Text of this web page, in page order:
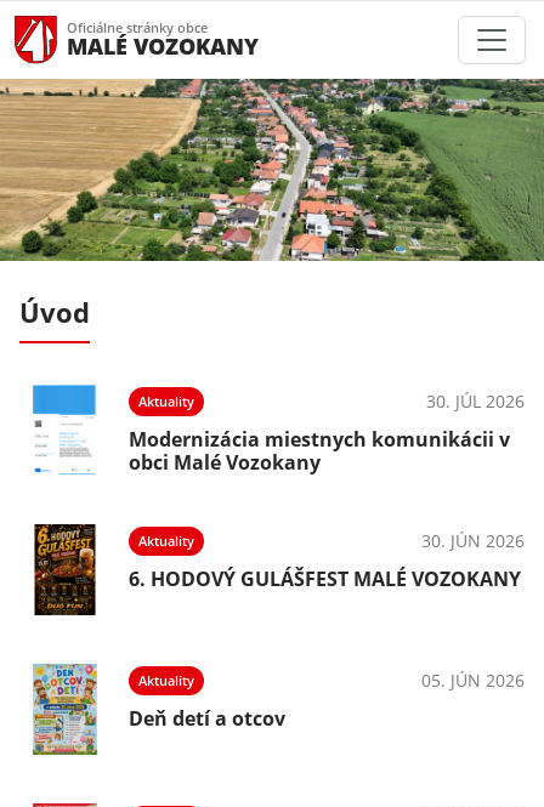
Oficiálne stránky obce
MALÉ VOZOKANY
Úvod
Aktuality 30. JÚL 2026
Modernizácia miestnych komunikácii v
obci Malé Vozokany
Aktuality 30. JÚN 2026
6. HODOVÝ GULÁŠFEST MALÉ VOZOKANY
Aktuality 05. JÚN 2026
Deň detí a otcov